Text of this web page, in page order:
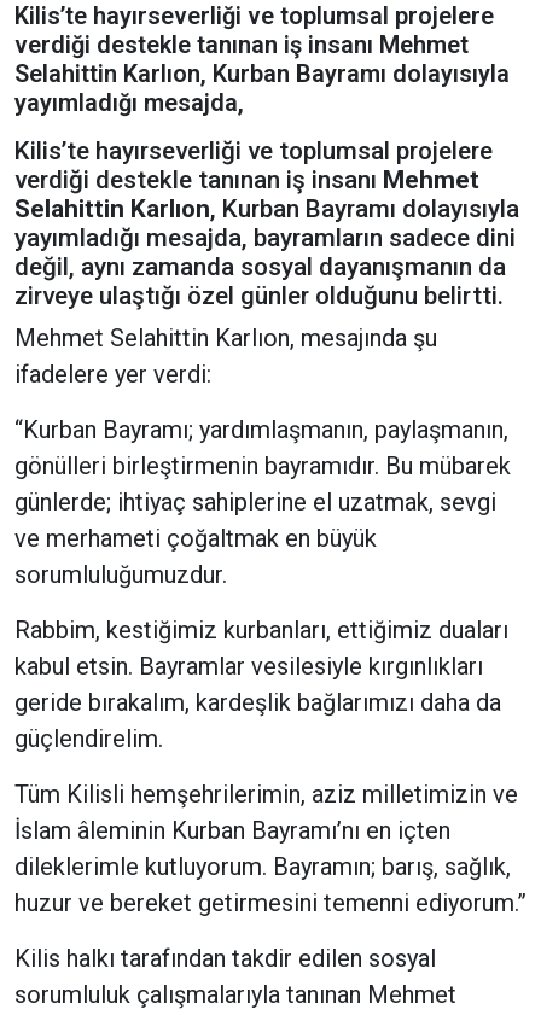
Kilis’te hayırseverliği ve toplumsal projelere
verdiği destekle tanınan iş insanı Mehmet
Selahittin Karlıon, Kurban Bayramı dolayısıyla
yayımladığı mesajda,
Kilis’te hayırseverliği ve toplumsal projelere
verdiği destekle tanınan iş insanı Mehmet
Selahittin Karlıon, Kurban Bayramı dolayısıyla
yayımladığı mesajda, bayramların sadece dini
değil, aynı zamanda sosyal dayanışmanın da
zirveye ulaştığı özel günler olduğunu belirtti.
Mehmet Selahittin Karlıon, mesajında şu
ifadelere yer verdi:
“Kurban Bayramı; yardımlaşmanın, paylaşmanın,
gönülleri birleştirmenin bayramıdır. Bu mübarek
günlerde; ihtiyaç sahiplerine el uzatmak, sevgi
ve merhameti çoğaltmak en büyük
sorumluluğumuzdur.
Rabbim, kestiğimiz kurbanları, ettiğimiz duaları
kabul etsin. Bayramlar vesilesiyle kırgınlıkları
geride bırakalım, kardeşlik bağlarımızı daha da
güçlendirelim.
Tüm Kilisli hemşehrilerimin, aziz milletimizin ve
İslam âleminin Kurban Bayramı’nı en içten
dileklerimle kutluyorum. Bayramın; barış, sağlık,
huzur ve bereket getirmesini temenni ediyorum.”
Kilis halkı tarafından takdir edilen sosyal
sorumluluk çalışmalarıyla tanınan Mehmet